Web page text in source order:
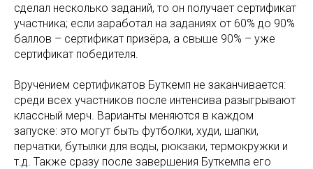
сделал несколько заданий, то он получает сертификат
участника; если заработал на заданиях от 60% до 90%
баллов – сертификат призёра, а свыше 90% – уже
сертификат победителя.
Вручением сертификатов Буткемп не заканчивается:
среди всех участников после интенсива разыгрывают
классный мерч. Варианты меняются в каждом
запуске: это могут быть футболки, худи, шапки,
перчатки, бутылки для воды, рюкзаки, термокружки и
т.д. Также сразу после завершения Буткемпа его